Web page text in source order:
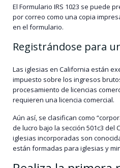
El Formulario IRS 1023 se puede
por correo como una copia
en el formulario.
Registrándose para
Las iglesias en California están
impuesto sobre los ingresos
procesamiento de licencias
requieren una licencia comercial.
Aún así, se clasifican como
de lucro bajo la sección 501c3 del
iglesias incorporadas son
están formadas para iglesias y